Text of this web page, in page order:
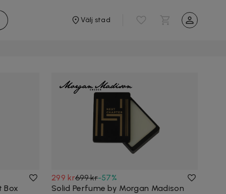
Välj stad
Box
299 kr699 kr-57%
Solid Perfume by Morgan Madison